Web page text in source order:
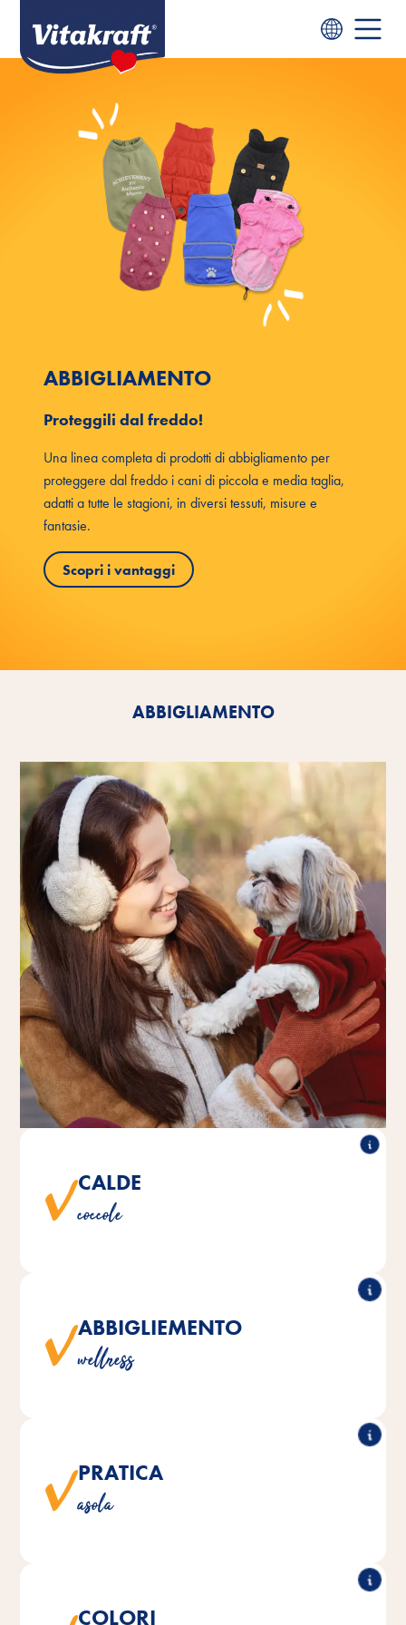
ABBIGLIAMENTO
Proteggili dal freddo!
Una linea completa di prodotti di abbigliamento per
proteggere dal freddo i cani di piccola e media taglia,
adatti a tutte le stagioni, in diversi tessuti, misure e
fantasie.
Scopri i vantaggi
ABBIGLIAMENTO
CALDE
coccole
Abbigliamento per il periodo autunnale e l'inverno.
ABBIGLIEMENTO
wellness
L’ideale per portare a spasso il cagnolino senza temere
PRATICA
asola
Tutto l'abbigliamento può essere indossato sopra la
COLORI